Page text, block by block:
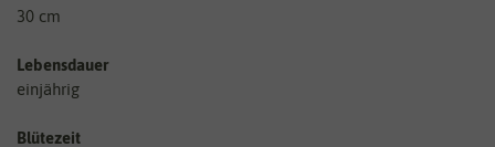
30 cm
Lebensdauer
einjährig
Blütezeit